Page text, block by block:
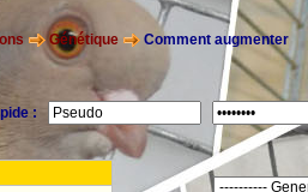
Génétique
Comment augmenter
: